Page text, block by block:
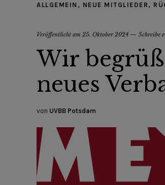
ALLGEMEIN , NEUE MITGLIEDER ,
Veröffentlicht am 25. Oktober 2024 Schreibe
Wir
neues
von UVBB Potsdam